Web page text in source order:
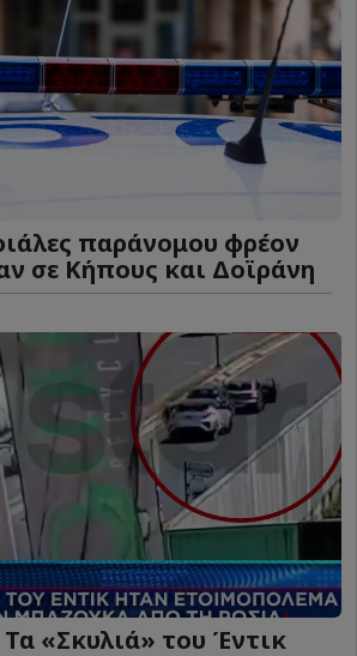
παράνομου φρέον
σε Κήπους και Δοϊράνη
«Σκυλιά» του Έντικ